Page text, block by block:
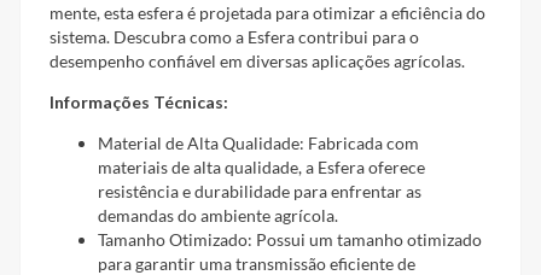
mente, esta esfera é projetada para otimizar a eficiência do
sistema. Descubra como a Esfera contribui para o
desempenho confiável em diversas aplicações agrícolas.
Informações Técnicas:
Material de Alta Qualidade: Fabricada com
materiais de alta qualidade, a Esfera oferece
resistência e durabilidade para enfrentar as
demandas do ambiente agrícola.
Tamanho Otimizado: Possui um tamanho otimizado
para garantir uma transmissão eficiente de